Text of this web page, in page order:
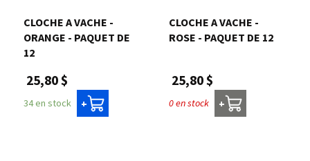
CLOCHE A VACHE -
ORANGE - PAQUET DE
12
25,80 $
34 en stock +
CLOCHE A VACHE -
ROSE - PAQUET DE 12
25,80 $
0 en stock +